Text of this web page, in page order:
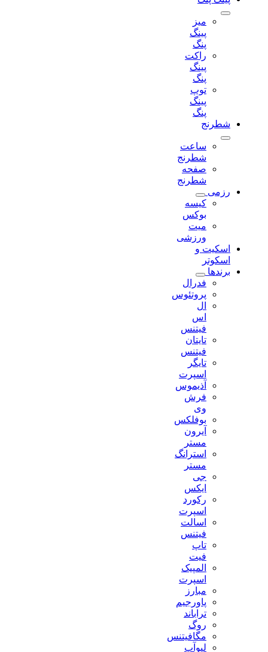
میز
راکت
توپ
شطرنج
ساعت
شطرنج
صفحه
شطرنج
رزمی
کیسه
بوکس
میت
ورزشی
اسکیت و
اسکوتر
برندها
فدرال
پروتئوس
فیتنس
تایتان
فیتنس
تایگر
اسپرت
آذیموس
فرش
بوفلکس
آیرون
استرانگ
جی
رکورد
اسپرت
اسالت
فیتنس
تاپ
المپیک
اسپرت
مبارز
پاورجیم
تراباند
روگ
مگافیتنس
لیوآپ